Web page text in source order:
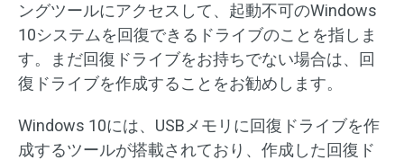
ングツールにアクセスして、起動不可のWindows
10システムを回復できるドライブのことを指しま
す。まだ回復ドライブをお持ちでない場合は、回
復ドライブを作成することをお勧めします。
Windows 10には、USBメモリに回復ドライブを作
成するツールが搭載されており、作成した回復ド